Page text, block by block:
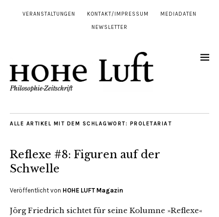
VERANSTALTUNGEN KONTAKT/IMPRESSUM MEDIADATEN
NEWSLETTER
ALLE ARTIKEL MIT DEM SCHLAGWORT: PROLETARIAT
Reflexe #8: Figuren auf der
Schwelle
Veröffentlicht von HOHE LUFT Magazin
Jörg Friedrich sichtet für seine Kolumne »Reflexe«